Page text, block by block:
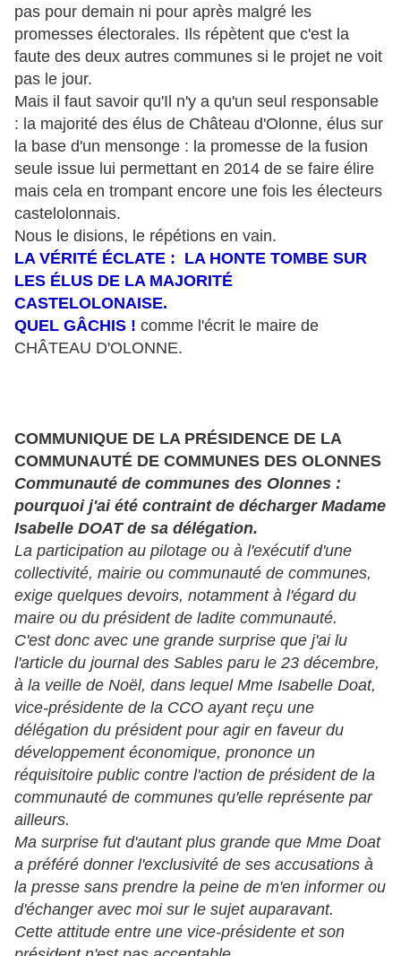
pas pour demain ni pour après malgré les
promesses électorales. Ils répètent que c'est la
faute des deux autres communes si le projet ne voit
pas le jour.
Mais il faut savoir qu'Il n'y a qu'un seul responsable
: la majorité des élus de Château d'Olonne, élus sur
la base d'un mensonge : la promesse de la fusion
seule issue lui permettant en 2014 de se faire élire
mais cela en trompant encore une fois les électeurs
castelolonnais.
Nous le disions, le répétions en vain.
LA VÉRITÉ ÉCLATE : LA HONTE TOMBE SUR
LES ÉLUS DE LA MAJORITÉ
CASTELOLONAISE.
QUEL GÂCHIS ! comme l'écrit le maire de
CHÂTEAU D'OLONNE.
COMMUNIQUE DE LA PRÉSIDENCE DE LA
COMMUNAUTÉ DE COMMUNES DES OLONNES
Communauté de communes des Olonnes :
pourquoi j'ai été contraint de décharger Madame
Isabelle DOAT de sa délégation.
La participation au pilotage ou à l'exécutif d'une
collectivité, mairie ou communauté de communes,
exige quelques devoirs, notamment à l'égard du
maire ou du président de ladite communauté.
C'est donc avec une grande surprise que j'ai lu
l'article du journal des Sables paru le 23 décembre,
à la veille de Noël, dans lequel Mme Isabelle Doat,
vice-présidente de la CCO ayant reçu une
délégation du président pour agir en faveur du
développement économique, prononce un
réquisitoire public contre l'action de président de la
communauté de communes qu'elle représente par
ailleurs.
Ma surprise fut d'autant plus grande que Mme Doat
a préféré donner l'exclusivité de ses accusations à
la presse sans prendre la peine de m'en informer ou
d'échanger avec moi sur le sujet auparavant.
Cette attitude entre une vice-présidente et son